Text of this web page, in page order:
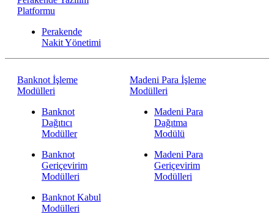
Platformu
Perakende
Nakit Yönetimi
Banknot İşleme
Modülleri
Banknot
Dağıtıcı
Modüller
Banknot
Geriçevirim
Modülleri
Banknot Kabul
Modülleri
Madeni Para İşleme
Modülleri
Madeni Para
Dağıtma
Modülü
Madeni Para
Geriçevirim
Modülleri